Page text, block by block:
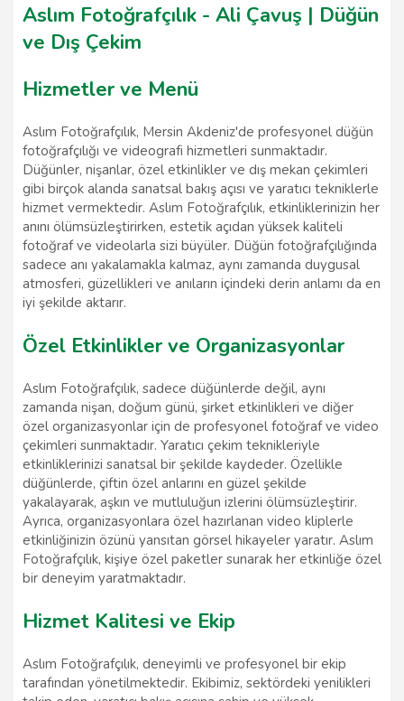
Aslım Fotoğrafçılık - Ali Çavuş | Düğün
ve Dış Çekim
Hizmetler ve Menü
Aslım Fotoğrafçılık, Mersin Akdeniz'de profesyonel düğün
fotoğrafçılığı ve videografi hizmetleri sunmaktadır.
Düğünler, nişanlar, özel etkinlikler ve dış mekan çekimleri
gibi birçok alanda sanatsal bakış açısı ve yaratıcı tekniklerle
hizmet vermektedir. Aslım Fotoğrafçılık, etkinliklerinizin her
anını ölümsüzleştirirken, estetik açıdan yüksek kaliteli
fotoğraf ve videolarla sizi büyüler. Düğün fotoğrafçılığında
sadece anı yakalamakla kalmaz, aynı zamanda duygusal
atmosferi, güzellikleri ve anıların içindeki derin anlamı da en
iyi şekilde aktarır.
Özel Etkinlikler ve Organizasyonlar
Aslım Fotoğrafçılık, sadece düğünlerde değil, aynı
zamanda nişan, doğum günü, şirket etkinlikleri ve diğer
özel organizasyonlar için de profesyonel fotoğraf ve video
çekimleri sunmaktadır. Yaratıcı çekim teknikleriyle
etkinliklerinizi sanatsal bir şekilde kaydeder. Özellikle
düğünlerde, çiftin özel anlarını en güzel şekilde
yakalayarak, aşkın ve mutluluğun izlerini ölümsüzleştirir.
Ayrıca, organizasyonlara özel hazırlanan video kliplerle
etkinliğinizin özünü yansıtan görsel hikayeler yaratır. Aslım
Fotoğrafçılık, kişiye özel paketler sunarak her etkinliğe özel
bir deneyim yaratmaktadır.
Hizmet Kalitesi ve Ekip
Aslım Fotoğrafçılık, deneyimli ve profesyonel bir ekip
tarafından yönetilmektedir. Ekibimiz, sektördeki yenilikleri